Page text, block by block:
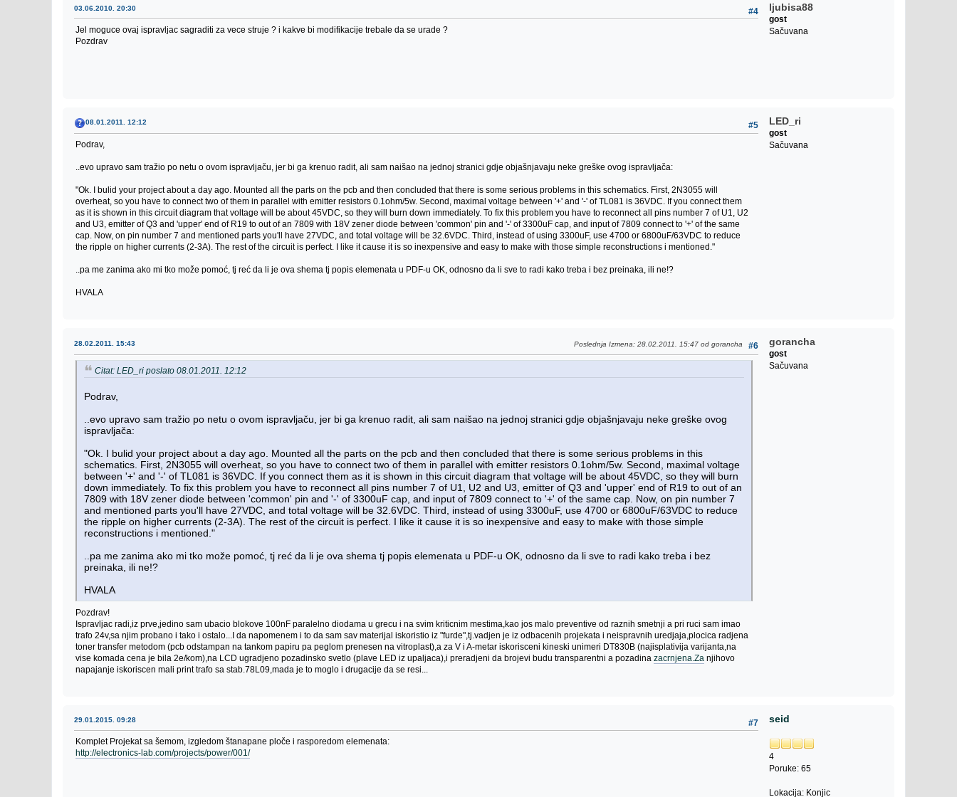
ljubisa88
gost
Sačuvana
#4
03.06.2010. 20:30
Jel moguce ovaj ispravljac sagraditi za vece struje ? i kakve bi modifikacije trebale da se urade ?
Pozdrav
LED_ri
gost
Sačuvana
#5
08.01.2011. 12:12
Podrav,
..evo upravo sam tražio po netu o ovom ispravljaču, jer bi ga krenuo radit, ali sam naišao na jednoj stranici gdje objašnjavaju neke greške ovog ispravljača:
"Ok. I bulid your project about a day ago. Mounted all the parts on the pcb and then concluded that there is some serious problems in this schematics. First, 2N3055 will
overheat, so you have to connect two of them in parallel with emitter resistors 0.1ohm/5w. Second, maximal voltage between '+' and '-' of TL081 is 36VDC. If you connect them
as it is shown in this circuit diagram that voltage will be about 45VDC, so they will burn down immediately. To fix this problem you have to reconnect all pins number 7 of U1, U2
and U3, emitter of Q3 and 'upper' end of R19 to out of an 7809 with 18V zener diode between 'common' pin and '-' of 3300uF cap, and input of 7809 connect to '+' of the same
cap. Now, on pin number 7 and mentioned parts you'll have 27VDC, and total voltage will be 32.6VDC. Third, instead of using 3300uF, use 4700 or 6800uF/63VDC to reduce
the ripple on higher currents (2-3A). The rest of the circuit is perfect. I like it cause it is so inexpensive and easy to make with those simple reconstructions i mentioned."
..pa me zanima ako mi tko može pomoć, tj reć da li je ova shema tj popis elemenata u PDF-u OK, odnosno da li sve to radi kako treba i bez preinaka, ili ne!?
HVALA
gorancha
gost
Sačuvana
#6
28.02.2011. 15:43 Poslednja Izmena: 28.02.2011. 15:47 od gorancha
Citat: LED_ri poslato 08.01.2011. 12:12
Podrav,
..evo upravo sam tražio po netu o ovom ispravljaču, jer bi ga krenuo radit, ali sam naišao na jednoj stranici gdje objašnjavaju neke greške ovog
ispravljača:
"Ok. I bulid your project about a day ago. Mounted all the parts on the pcb and then concluded that there is some serious problems in this
schematics. First, 2N3055 will overheat, so you have to connect two of them in parallel with emitter resistors 0.1ohm/5w. Second, maximal voltage
between '+' and '-' of TL081 is 36VDC. If you connect them as it is shown in this circuit diagram that voltage will be about 45VDC, so they will burn
down immediately. To fix this problem you have to reconnect all pins number 7 of U1, U2 and U3, emitter of Q3 and 'upper' end of R19 to out of an
7809 with 18V zener diode between 'common' pin and '-' of 3300uF cap, and input of 7809 connect to '+' of the same cap. Now, on pin number 7
and mentioned parts you'll have 27VDC, and total voltage will be 32.6VDC. Third, instead of using 3300uF, use 4700 or 6800uF/63VDC to reduce
the ripple on higher currents (2-3A). The rest of the circuit is perfect. I like it cause it is so inexpensive and easy to make with those simple
reconstructions i mentioned."
..pa me zanima ako mi tko može pomoć, tj reć da li je ova shema tj popis elemenata u PDF-u OK, odnosno da li sve to radi kako treba i bez
preinaka, ili ne!?
HVALA
Pozdrav!
Ispravljac radi,iz prve,jedino sam ubacio blokove 100nF paralelno diodama u grecu i na svim kriticnim mestima,kao jos malo preventive od raznih smetnji a pri ruci sam imao
trafo 24v,sa njim probano i tako i ostalo...I da napomenem i to da sam sav materijal iskoristio iz "furde",tj.vadjen je iz odbacenih projekata i neispravnih uredjaja,plocica radjena
toner transfer metodom (pcb odstampan na tankom papiru pa peglom prenesen na vitroplast),a za V i A-metar iskorisceni kineski unimeri DT830B (najisplativija varijanta,na
vise komada cena je bila 2e/kom),na LCD ugradjeno pozadinsko svetlo (plave LED iz upaljaca),i preradjeni da brojevi budu transparentni a pozadina zacrnjena.Za njihovo
napajanje iskoriscen mali print trafo sa stab.78L09,mada je to moglo i drugacije da se resi...
seid
4
Poruke: 65
Lokacija: Konjic
#7
29.01.2015. 09:28
Komplet Projekat sa šemom, izgledom štanapane ploče i rasporedom elemenata:
http://electronics-lab.com/projects/power/001/